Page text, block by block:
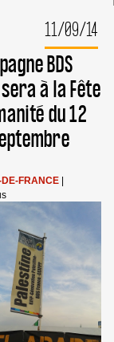
11/09/14
BDS
à la Fête
du 12
DE-FRANCE